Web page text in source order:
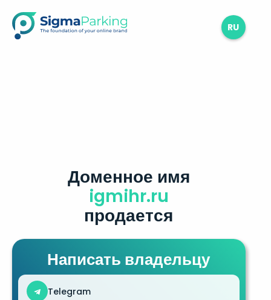
RU
Доменное имя
igmihr.ru
продается
Написать владельцу
Telegram